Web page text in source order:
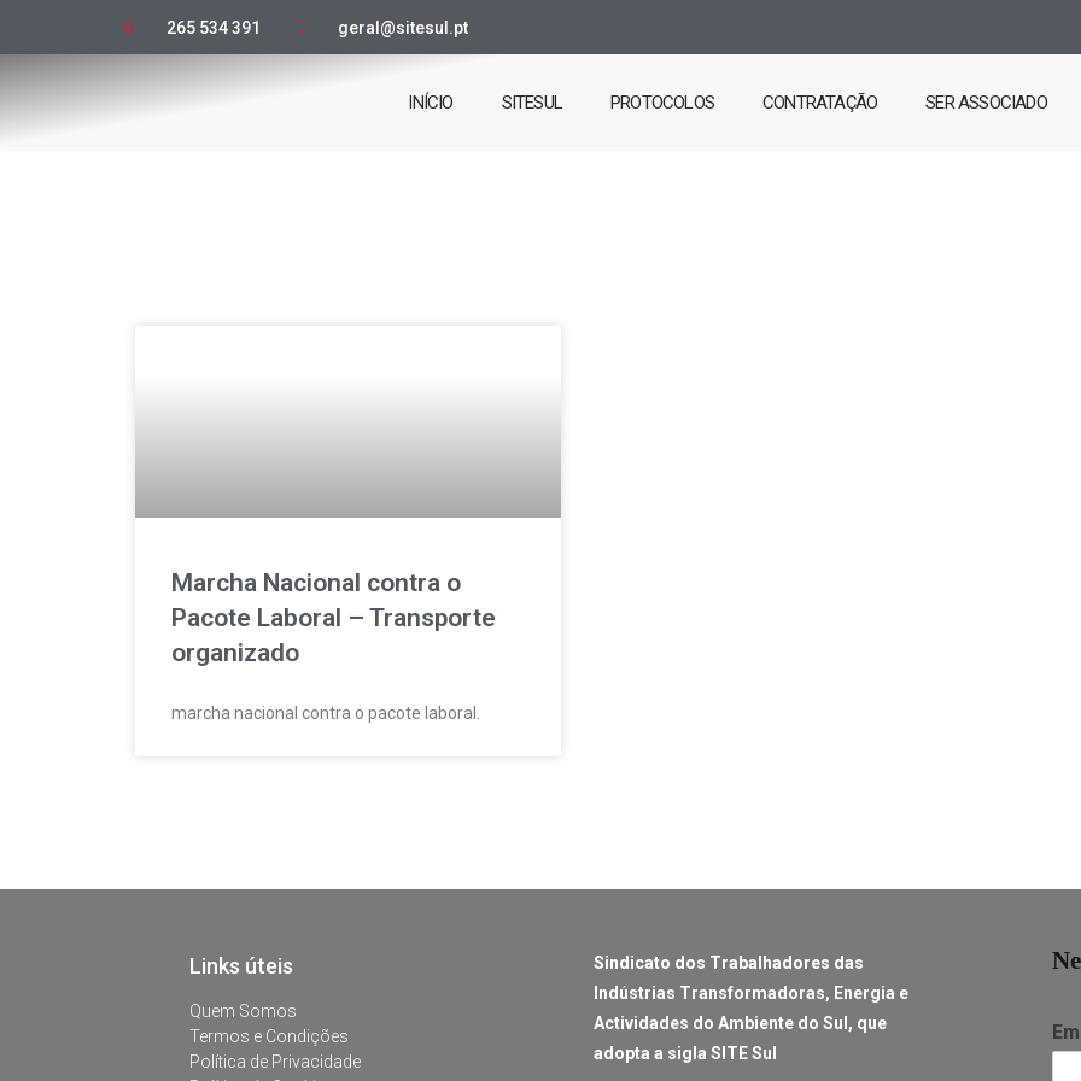
265 534 391 geral@sitesul.pt
INÍCIO SITESUL PROTOCOLOS CONTRATAÇÃO SER ASSOCIADO
Marcha Nacional contra o
Pacote Laboral – Transporte
organizado
marcha nacional contra o pacote laboral.
Links úteis
Quem Somos
Termos e Condições
Política de Privacidade
Sindicato dos Trabalhadores das
Indústrias Transformadoras, Energia e
Actividades do Ambiente do Sul, que
adopta a sigla SITE Sul